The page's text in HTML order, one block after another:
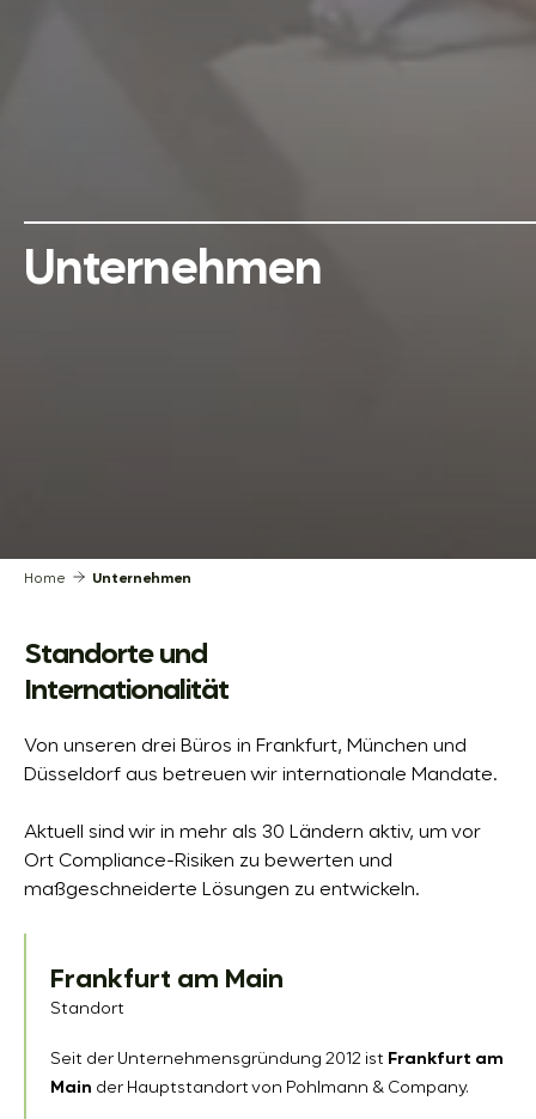
Unternehmen
Home Unternehmen
Standorte und
Internationalität
Von unseren drei Büros in Frankfurt, München und
Düsseldorf aus betreuen wir internationale Mandate.
Aktuell sind wir in mehr als 30 Ländern aktiv, um vor
Ort Compliance-Risiken zu bewerten und
maßgeschneiderte Lösungen zu entwickeln.
e
u
s
c
Frankfurt am Main
Standort
Seit der Unternehmensgründung 2012 ist Frankfurt am
Main der Hauptstandort von Pohlmann & Company.